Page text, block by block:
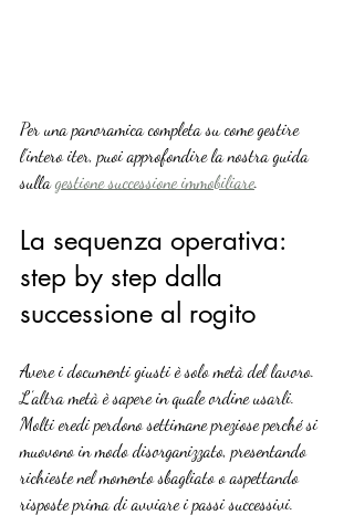
Per una panoramica completa su come gestire
l’intero iter, puoi approfondire la nostra guida
sulla gestione successione immobiliare.
La sequenza operativa:
step by step dalla
successione al rogito
Avere i documenti giusti è solo metà del lavoro.
L’altra metà è sapere in quale ordine usarli.
Molti eredi perdono settimane preziose perché si
muovono in modo disorganizzato, presentando
richieste nel momento sbagliato o aspettando
risposte prima di avviare i passi successivi.